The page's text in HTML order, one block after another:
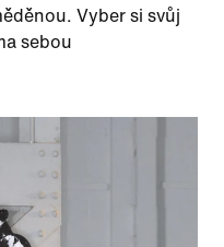
Vyber si svůj
sebou